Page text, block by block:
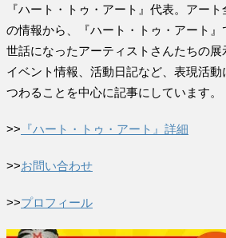
『ハート・トゥ・アート』代表。アート
の情報から、『ハート・トゥ・アート』
世話になったアーティストさんたちの展
イベント情報、活動日記など、表現活動
つわることを中心に記事にしています。
>> 『ハート・トゥ・アート』詳細
>>お問い合わせ
>>プロフィール